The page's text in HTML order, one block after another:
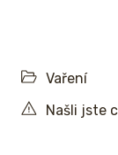
Vaření
Našli jste